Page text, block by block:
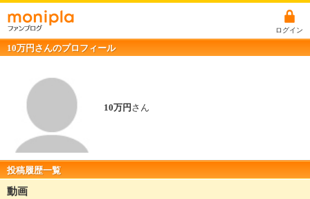
ログイン
10万円さんのプロフィール
10万円 さん
投稿履歴一覧
動画